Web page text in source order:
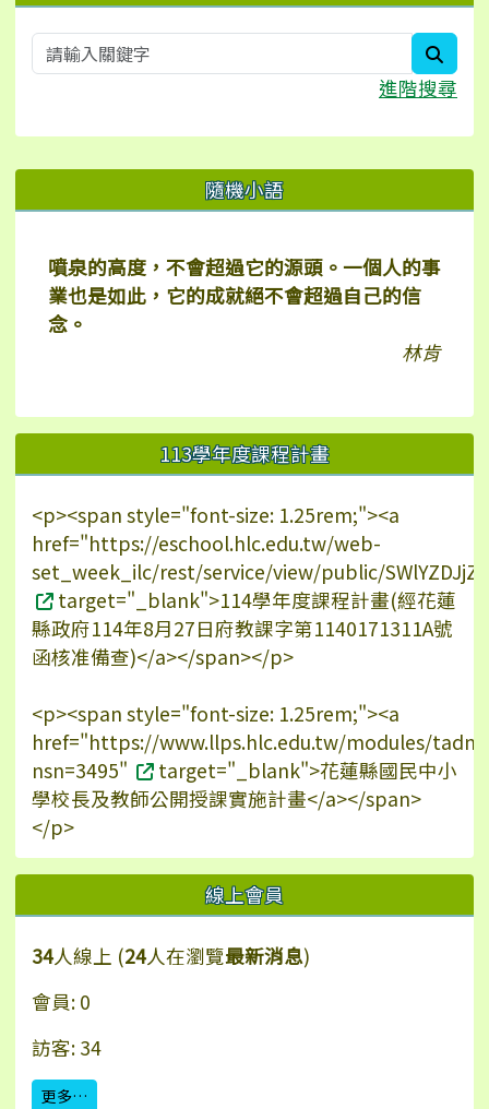
進階搜尋
右邊區域內容 隨機小語
噴泉的高度，不會超過它的源頭。一個人的事
業也是如此，它的成就絕不會超過自己的信
念。
林肯
113學年度課程計畫
<p><span style="font-size: 1.25rem;"><a
href="https://eschool.hlc.edu.tw/web-
set_week_ilc/rest/service/view/public/
target="_blank">114學年度課程計畫(經花蓮
縣政府114年8月27日府教課字第1140171311A號
函核准備查)</a></span></p>
<p><span style="font-size: 1.25rem;"><a
href="https://www.llps.hlc.edu.tw/modules/
nsn=3495"
target="_blank">花蓮縣國民中小
學校長及教師公開授課實施計畫</a></span>
</p>
線上會員
34人線上 (24人在瀏覽最新消息)
會員: 0
訪客: 34
更多…